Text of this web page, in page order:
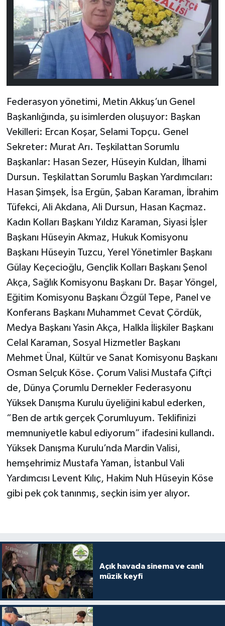
Federasyon yönetimi, Metin Akkuş’un Genel
Başkanlığında, şu isimlerden oluşuyor: Başkan
Vekilleri: Ercan Koşar, Selami Topçu. Genel
Sekreter: Murat Arı. Teşkilattan Sorumlu
Başkanlar: Hasan Sezer, Hüseyin Kuldan, İlhami
Dursun. Teşkilattan Sorumlu Başkan Yardımcıları:
Hasan Şimşek, İsa Ergün, Şaban Karaman, İbrahim
Tüfekci, Ali Akdana, Ali Dursun, Hasan Kaçmaz.
Kadın Kolları Başkanı Yıldız Karaman, Siyasi İşler
Başkanı Hüseyin Akmaz, Hukuk Komisyonu
Başkanı Hüseyin Tuzcu, Yerel Yönetimler Başkanı
Gülay Keçecioğlu, Gençlik Kolları Başkanı Şenol
Akça, Sağlık Komisyonu Başkanı Dr. Başar Yöngel,
Eğitim Komisyonu Başkanı Özgül Tepe, Panel ve
Konferans Başkanı Muhammet Cevat Çördük,
Medya Başkanı Yasin Akça, Halkla İlişkiler Başkanı
Celal Karaman, Sosyal Hizmetler Başkanı
Mehmet Ünal, Kültür ve Sanat Komisyonu Başkanı
Osman Selçuk Köse. Çorum Valisi Mustafa Çiftçi
de, Dünya Çorumlu Dernekler Federasyonu
Yüksek Danışma Kurulu üyeliğini kabul ederken,
“Ben de artık gerçek Çorumluyum. Teklifinizi
memnuniyetle kabul ediyorum” ifadesini kullandı.
Yüksek Danışma Kurulu’nda Mardin Valisi,
hemşehrimiz Mustafa Yaman, İstanbul Vali
Yardımcısı Levent Kılıç, Hakim Nuh Hüseyin Köse
gibi pek çok tanınmış, seçkin isim yer alıyor.
Açık havada sinema ve canlı
müzik keyfi